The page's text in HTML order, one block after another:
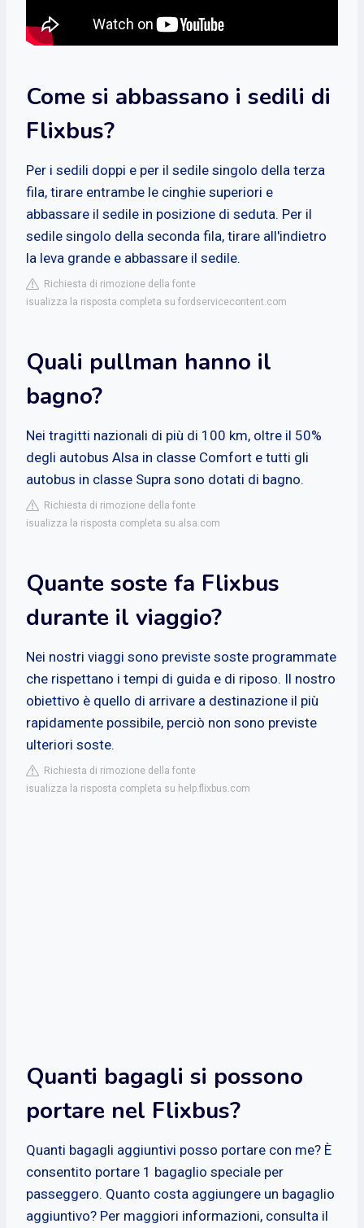
Come si abbassano i sedili di
Flixbus?
Per i sedili doppi e per il sedile singolo della terza
fila, tirare entrambe le cinghie superiori e
abbassare il sedile in posizione di seduta. Per il
sedile singolo della seconda fila, tirare all'indietro
la leva grande e abbassare il sedile.
Richiesta di rimozione della fonte
isualizza la risposta completa su fordservicecontent.com
Quali pullman hanno il
bagno?
Nei tragitti nazionali di più di 100 km, oltre il 50%
degli autobus Alsa in classe Comfort e tutti gli
autobus in classe Supra sono dotati di bagno.
Richiesta di rimozione della fonte
isualizza la risposta completa su alsa.com
Quante soste fa Flixbus
durante il viaggio?
Nei nostri viaggi sono previste soste programmate
che rispettano i tempi di guida e di riposo. Il nostro
obiettivo è quello di arrivare a destinazione il più
rapidamente possibile, perciò non sono previste
ulteriori soste.
Richiesta di rimozione della fonte
isualizza la risposta completa su help.flixbus.com
Quanti bagagli si possono
portare nel Flixbus?
Quanti bagagli aggiuntivi posso portare con me? È
consentito portare 1 bagaglio speciale per
passeggero. Quanto costa aggiungere un bagaglio
aggiuntivo? Per maggiori informazioni, consulta il